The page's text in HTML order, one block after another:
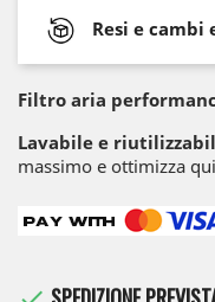
Resi e cambi
Filtro aria
Lavabile e
massimo e ottimizza